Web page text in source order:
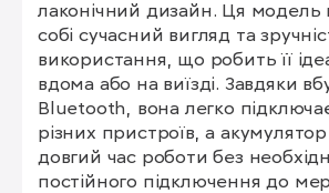
лаконічний дизайн. Ця модель
собі сучасний вигляд та
використання, що робить її
вдома або на виїзді. Завдяки
Bluetooth, вона легко
різних пристроїв, а
довгий час роботи без
постійного підключення до